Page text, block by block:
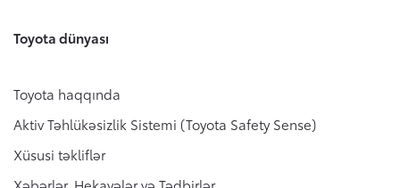
Toyota dünyası
Toyota haqqında
Aktiv Təhlükəsizlik Sistemi (Toyota Safety Sense)
Xüsusi təkliflər